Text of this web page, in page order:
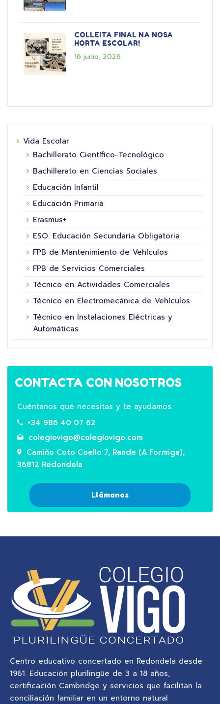
COLLEITA FINAL NA NOSA
HORTA ESCOLAR!
16 junio, 2026
Vida Escolar
Bachillerato Científico-Tecnológico
Bachillerato en Ciencias Sociales
Educación Infantil
Educación Primaria
Erasmus+
ESO. Educación Secundaria Obligatoria
FPB de Mantenimiento de Vehículos
FPB de Servicios Comerciales
Técnico en Actividades Comerciales
Técnico en Electromecánica de Vehículos
Técnico en Instalaciones Eléctricas y
Automáticas
CONTACTA CON NOSOTROS
Cuéntanos qué necesitas y te ayudamos
+34 986 40 07 62
colegiovigo@colegiovigo.com
Camiño Coto Coello 7, Rande (A Formiga),
36812 Redondela
Llámanos
Centro educativo concertado en Redondela desde
1961. Educación plurilingüe de 3 a 18 años,
certificación Cambridge y servicios que facilitan la
conciliación familiar en un entorno natural